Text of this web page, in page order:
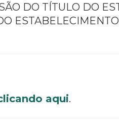
DO TÍTULO DO
aqui.